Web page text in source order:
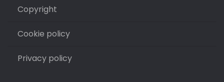
Copyright
Cookie policy
Privacy policy